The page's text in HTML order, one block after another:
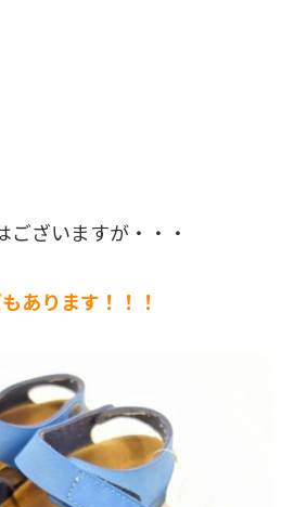
ございますが・・・
あります！！！